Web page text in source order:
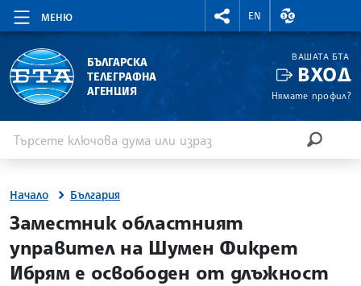
МЕНЮ
RIGHTMENU.SOCIAL
EN
ВАЛУТНИ
БЪЛГАРСКА
ТЕЛЕГРАФНА
АГЕНЦИЯ
ВАШАТА БТА
ВХОД
Нямате профил?
Начало България
site.bta
Заместник областният
управител на Шумен Фикрет
Ибрям е освободен от длъжност